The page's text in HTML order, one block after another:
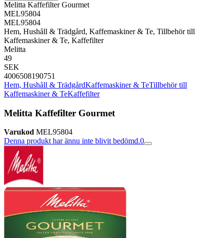
Melitta Kaffefilter Gourmet
MEL95804
MEL95804
Hem, Hushåll & Trädgård, Kaffemaskiner & Te, Tillbehör till
Kaffemaskiner & Te, Kaffefilter
Melitta
49
SEK
4006508190751
Hem, Hushåll & TrädgårdKaffemaskiner & TeTillbehör till
Kaffemaskiner & TeKaffefilter
Melitta Kaffefilter Gourmet
Varukod MEL95804
Denna produkt har ännu inte blivit bedömd.0